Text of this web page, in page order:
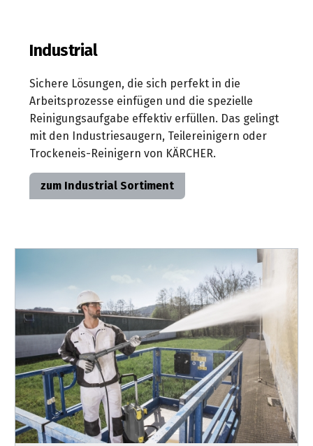
Trailer
Heißwassererzeuger
Strahlpistole
zur
Fassadenreinigung
Akku-
Akku-
Gras-
&
Strauchschere
Akku-
Astscheren
Kettensägen
Akku-
Multfunktionslampe
Akku-
Zubehör
Akkugeräte
für
Profis
Industrial
Sichere Lösungen, die sich perfekt in die
Arbeitsprozesse einfügen und die spezielle
Reinigungsaufgabe effektiv erfüllen. Das gelingt
mit den Industriesaugern, Teilereinigern oder
Trockeneis-Reinigern von KÄRCHER.
zum Industrial Sortiment